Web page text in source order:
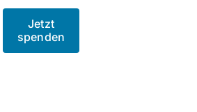
Jetzt
spenden